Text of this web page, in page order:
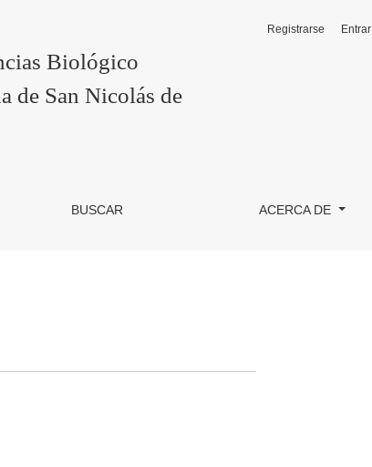
Biológico
de San Nicolás de
BUSCAR ACERCA DE
Registrarse Entrar